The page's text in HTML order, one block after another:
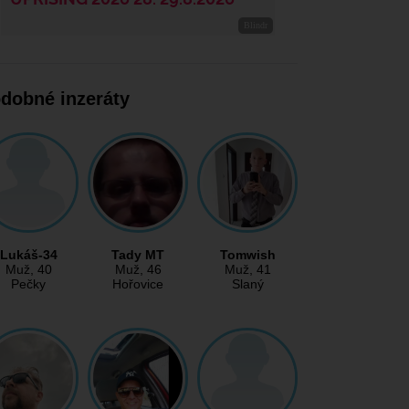
inzeráty
Lukáš-34
Muž, 40
Pečky
Tady MT
Muž, 46
Hořovice
Tomwish
Muž, 41
Slaný